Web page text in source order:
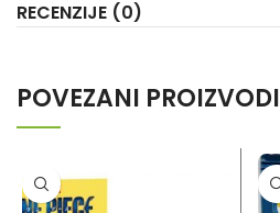
RECENZIJE (0)
POVEZANI PROIZVODI